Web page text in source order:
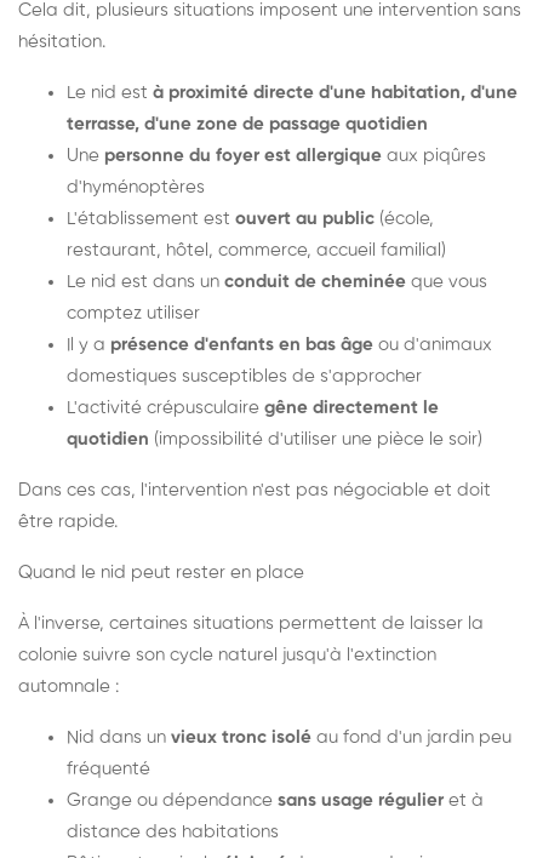
Cela dit, plusieurs situations imposent une intervention sans
hésitation.
Le nid est à proximité directe d'une habitation, d'une
terrasse, d'une zone de passage quotidien
Une personne du foyer est allergique aux piqûres
d'hyménoptères
L'établissement est ouvert au public (école,
restaurant, hôtel, commerce, accueil familial)
Le nid est dans un conduit de cheminée que vous
comptez utiliser
Il y a présence d'enfants en bas âge ou d'animaux
domestiques susceptibles de s'approcher
L'activité crépusculaire gêne directement le
quotidien (impossibilité d'utiliser une pièce le soir)
Dans ces cas, l'intervention n'est pas négociable et doit
être rapide.
Quand le nid peut rester en place
À l'inverse, certaines situations permettent de laisser la
colonie suivre son cycle naturel jusqu'à l'extinction
automnale :
Nid dans un vieux tronc isolé au fond d'un jardin peu
fréquenté
Grange ou dépendance sans usage régulier et à
distance des habitations